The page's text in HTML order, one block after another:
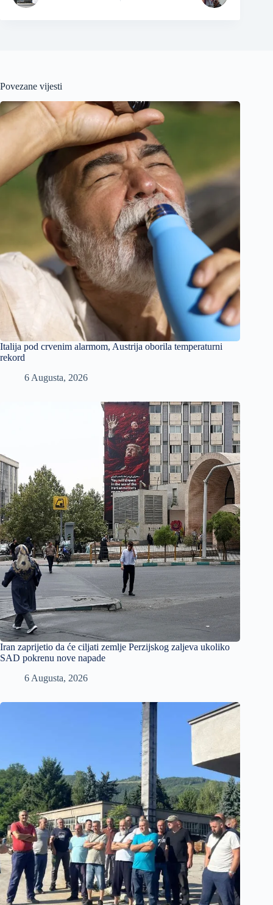
Povezane vijesti
Italija pod crvenim alarmom, Austrija oborila temperaturni
rekord
6 Augusta, 2026
Iran zaprijetio da će ciljati zemlje Perzijskog zaljeva ukoliko
SAD pokrenu nove napade
6 Augusta, 2026